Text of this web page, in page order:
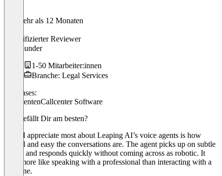
Vor mehr als 12 Monaten
Verifizierter Reviewer
Co-Founder
1-50 Mitarbeiter:innen
Branche: Legal Services
Use cases:
KI AgentenCallcenter Software
Was gefällt Dir am besten?
What I appreciate most about Leaping AI’s voice agents is how
natural and easy the conversations are. The agent picks up on subtle
details and responds quickly without coming across as robotic. It
feels more like speaking with a professional than interacting with a
machine.